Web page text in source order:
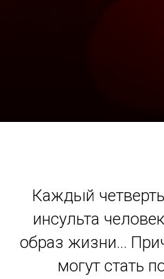
Каждый
инсульта
образ жизни…
могут стать